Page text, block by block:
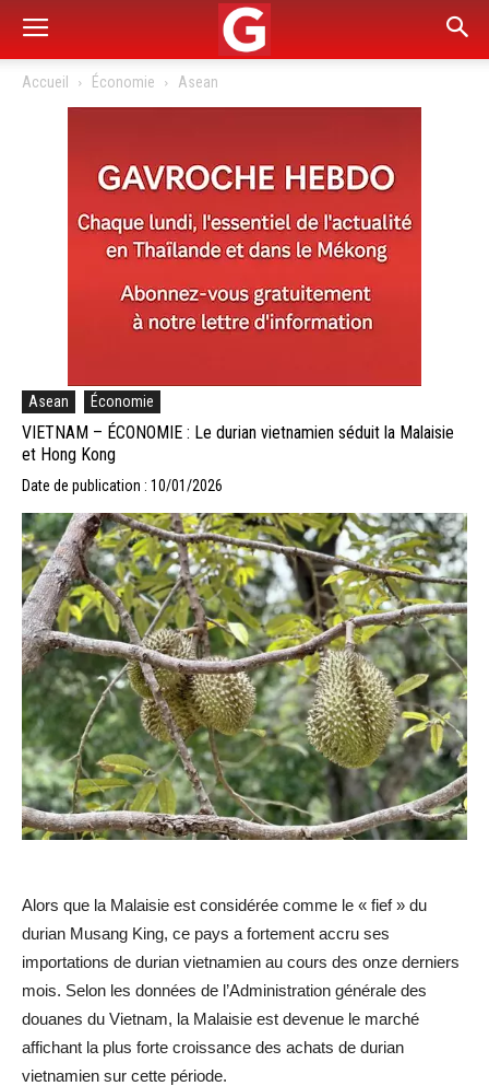
Accueil Économie Asean
Asean Économie
VIETNAM – ÉCONOMIE : Le durian vietnamien séduit la Malaisie
et Hong Kong
Date de publication : 10/01/2026
Alors que la Malaisie est considérée comme le « fief » du
durian Musang King, ce pays a fortement accru ses
importations de durian vietnamien au cours des onze derniers
mois. Selon les données de l’Administration générale des
douanes du Vietnam, la Malaisie est devenue le marché
affichant la plus forte croissance des achats de durian
vietnamien sur cette période.